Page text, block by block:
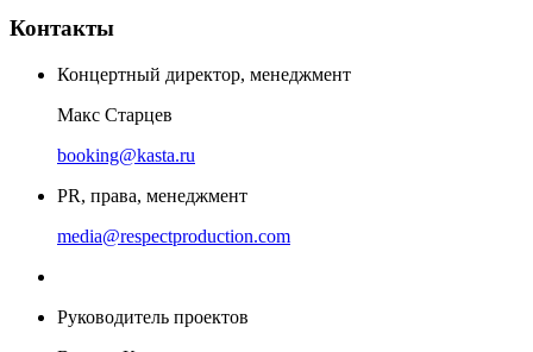
Контакты
Концертный директор, менеджмент
Макс Старцев
booking@kasta.ru
PR, права, менеджмент
media@respectproduction.com
Руководитель проектов